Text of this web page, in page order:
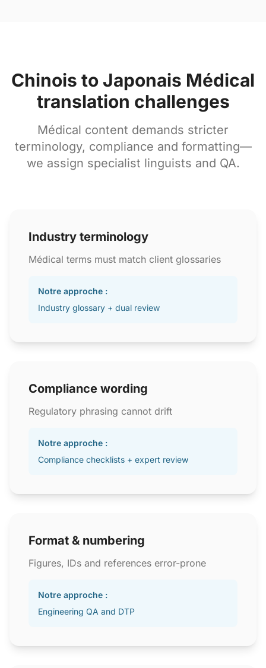
Chinois to Japonais Médical
translation challenges
Médical content demands stricter
terminology, compliance and formatting—
we assign specialist linguists and QA.
Industry terminology
Médical terms must match client glossaries
Notre approche :
Industry glossary + dual review
Compliance wording
Regulatory phrasing cannot drift
Notre approche :
Compliance checklists + expert review
Format & numbering
Figures, IDs and references error-prone
Notre approche :
Engineering QA and DTP